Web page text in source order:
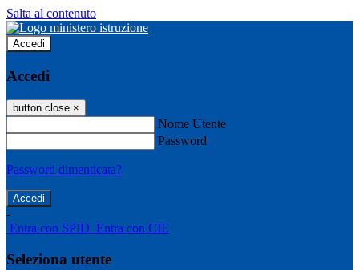
Salta al contenuto
Accedi
Accedi
button close ×
Nome Utente
Password
Password dimenticata?
-
Entra con SPID Entra con CIE
Seleziona utente